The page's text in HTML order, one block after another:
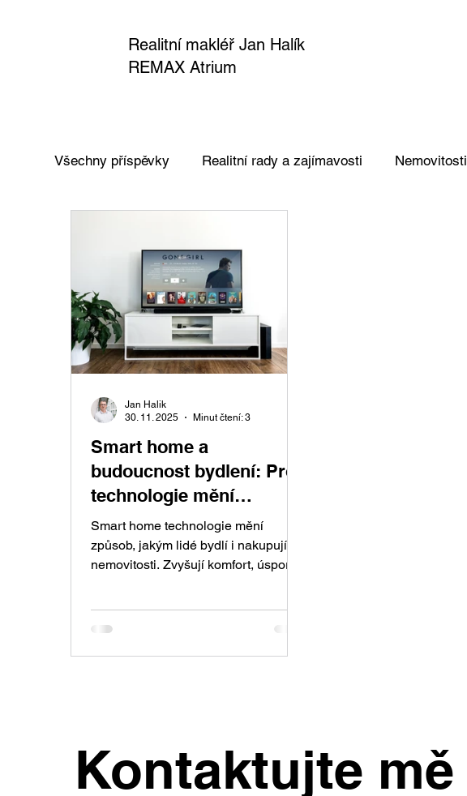
Realitní makléř Jan Halík
REMAX Atrium
Všechny příspěvky Realitní rady a zajímavosti Nemovitosti
Smart home a
budoucnost bydlení: Proč
technologie mění
hodnotu nemovitostí
Smart home technologie mění
způsob, jakým lidé bydlí i nakupují
nemovitosti. Zvyšují komfort, úsporu i
Jan Halik
30. 11. 2025
Minut čtení: 3
Kontaktujte mě